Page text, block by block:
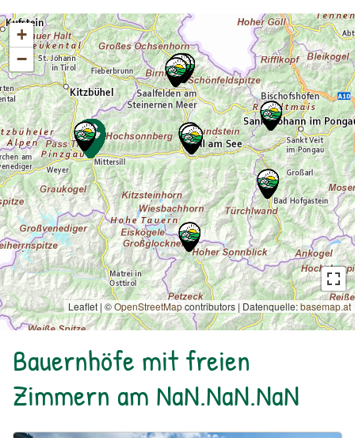
+
−
Leaflet | ©OpenStreetMapcontributors | Datenquelle:basemap.at
Bauernhöfe mit freien
Zimmern am NaN.NaN.NaN